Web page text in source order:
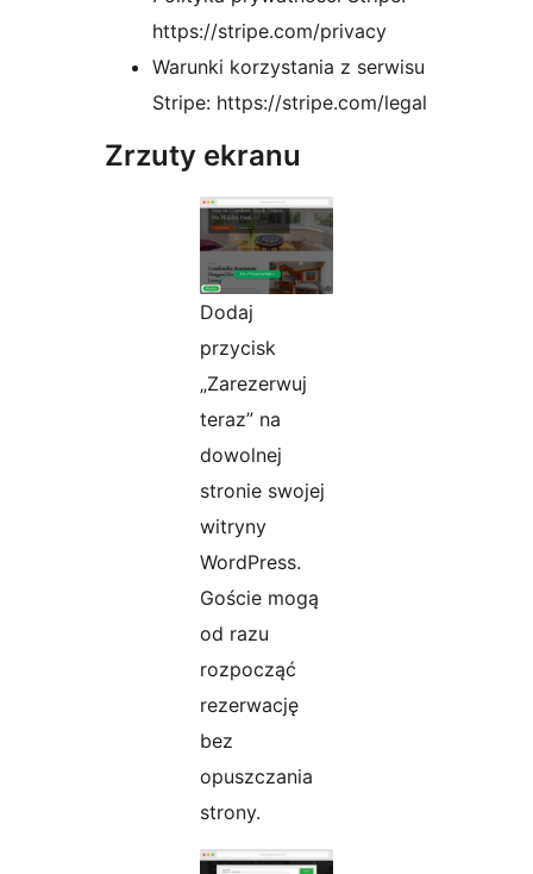
https://stripe.com/privacy
Warunki korzystania z serwisu
Stripe: https://stripe.com/legal
Zrzuty ekranu
Dodaj
przycisk
„Zarezerwuj
teraz” na
dowolnej
stronie swojej
witryny
WordPress.
Goście mogą
od razu
rozpocząć
rezerwację
bez
opuszczania
strony.